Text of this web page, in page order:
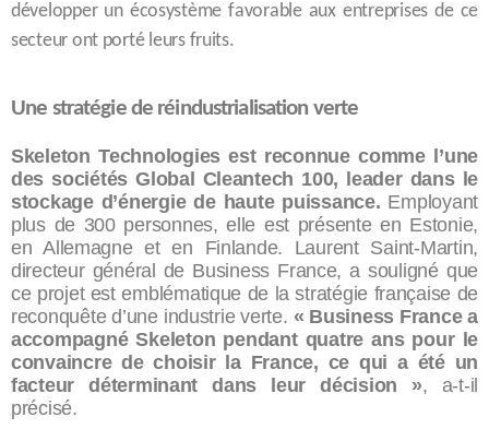
développer un écosystème favorable aux entreprises de ce
secteur ont porté leurs fruits.
Une stratégie de réindustrialisation verte
Skeleton Technologies est reconnue comme l’une
des sociétés Global Cleantech 100, leader dans le
stockage d’énergie de haute puissance. Employant
plus de 300 personnes, elle est présente en Estonie,
en Allemagne et en Finlande. Laurent Saint-Martin,
directeur général de Business France, a souligné que
ce projet est emblématique de la stratégie française de
reconquête d’une industrie verte. « Business France a
accompagné Skeleton pendant quatre ans pour le
convaincre de choisir la France, ce qui a été un
facteur déterminant dans leur décision », a-t-il
précisé.